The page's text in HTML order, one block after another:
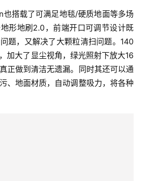
搭载了可满足地毯/硬质地面等多场
形地刷2.0，前端开口可调节设计既
题，又解决了大颗粒清扫问题。140
加大了显尘视角，绿光照射下放大16
正做到清洁无遗漏。同时其还可以通
、地面材质，自动调整吸力，将各种